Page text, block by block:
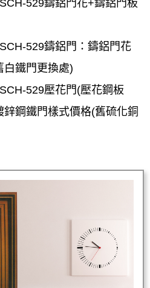
529鑄鋁門花+鑄鋁門板
529鑄鋁門：鑄鋁門花
白鐵門更換處)
529壓花門(壓花鋼板
鋼鐵門樣式價格(舊硫化銅